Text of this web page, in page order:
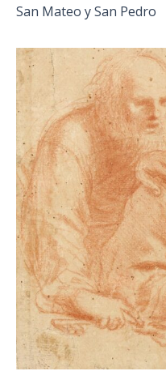
San Mateo y San Pedro